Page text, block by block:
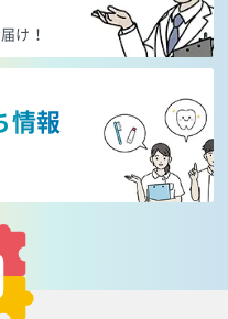
け！
情報